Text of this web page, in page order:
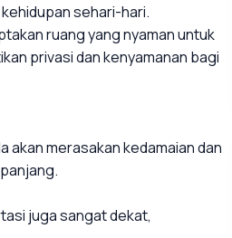
sehari-hari.
ruang yang nyaman untuk
privasi dan kenyamanan bagi
akan merasakan kedamaian dan
juga sangat dekat,